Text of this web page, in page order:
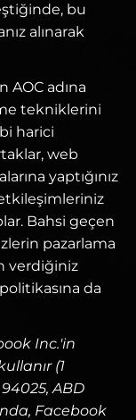
bu
alınarak
adına
tekniklerini
harici
web
yaptığınız
Bahsi geçen
pazarlama
verdiğiniz
da
Inc.'in
(1
ABD
Facebook